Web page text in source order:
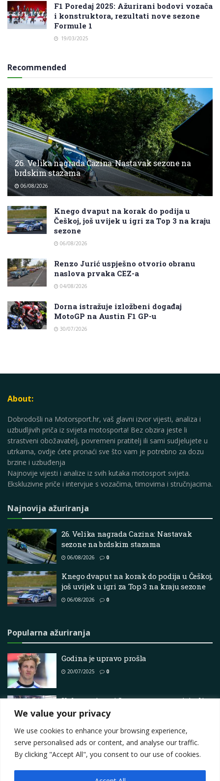
We value your privacy
We use cookies to enhance your browsing experience,
serve personalised ads or content, and analyse our traffic.
By clicking "Accept All", you consent to our use of cookies.
F1 Poredaj 2025: Ažurirani bodovi vozača
i konstruktora, rezultati nove sezone
Formule 1
19/03/2025
Recommended
26. Velika nagrada Cazina: Nastavak sezone na
brdskim stazama
06/08/2026
Knego dvaput na korak do podija u
Češkoj, još uvijek u igri za Top 3 na kraju
sezone
06/08/2026
Renzo Jurić uspješno otvorio obranu
naslova prvaka CEZ-a
04/08/2026
Dorna istražuje izložbeni događaj
MotoGP na Austin F1 GP-u
30/07/2026
About:
Dobrodošli na Motorsport.hr, vaš glavni izvor vijesti, analiza i
uzbudljivih priča iz svijeta motosporta! Bez obzira jeste li
strastveni obožavatelj, povremeni pratitelj ili sami sudjelujete u
utrkama, ovdje ćete pronaći sve što vam je potrebno za dozu
brzine i uzbuđenja
Najnovije vijesti i analize iz svih kutaka motosport svijeta.
Ekskluzivne priče i intervjue s vozačima, timovima i stručnjacima.
Najnovija ažuriranja
26. Velika nagrada Cazina: Nastavak
sezone na brdskim stazama
06/08/2026 0
Knego dvaput na korak do podija u Češkoj,
još uvijek u igri za Top 3 na kraju sezone
06/08/2026 0
Popularna ažuriranja
Godina je upravo prošla
20/07/2025 0
Kako su timovi Supercarsa organizirali
morsko putovanje do Taupō